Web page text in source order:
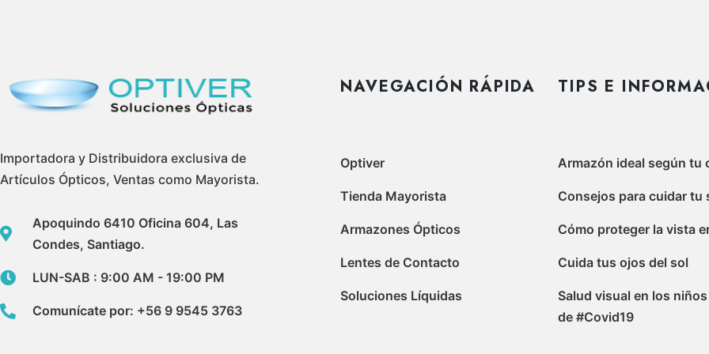
Importadora y Distribuidora exclusiva de
Artículos Ópticos, Ventas como Mayorista.
Apoquindo 6410 Oficina 604, Las
Condes, Santiago.
LUN-SAB : 9:00 AM - 19:00 PM
Comunícate por: +56 9 9545 3763
NAVEGACIÓN RÁPIDA
Optiver
Tienda Mayorista
Armazones Ópticos
Lentes de Contacto
Soluciones Líquidas
TIPS E
Armazón ideal según tu
Consejos para cuidar tu
Cómo proteger la vista
Cuida tus ojos del sol
Salud visual en los
de #Covid19